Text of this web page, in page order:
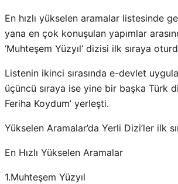
En hızlı yükselen aramalar listesinde
yana en çok konuşulan yapımlar
‘Muhteşem Yüzyıl’ dizisi ilk sıraya
Listenin ikinci sırasında e-devlet
üçüncü sıraya ise yine bir başka Türk
Feriha Koydum’ yerleşti.
Yükselen Aramalar’da Yerli Dizi’ler ilk
En Hızlı Yükselen Aramalar
1.Muhteşem Yüzyıl